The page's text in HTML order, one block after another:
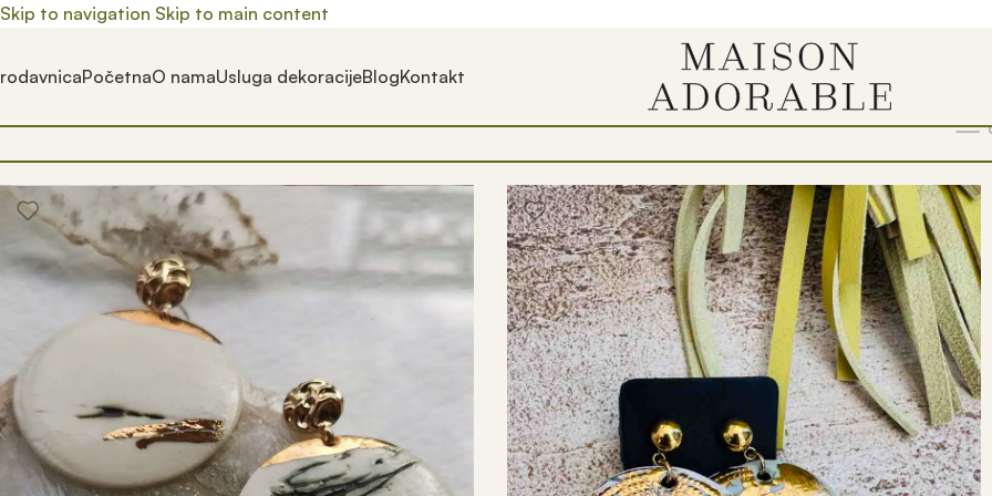
Skip to navigation Skip to main content
PočetnaO namaUsluga dekoracijeBlogKontakt
Почетна/ Prodavnica/ Maison Adorable brend/ Nakit Show 9 12 18 24